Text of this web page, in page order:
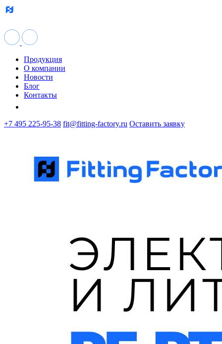
Продукция
О компании
Новости
Блог
Контакты
+7 495 225-95-38 fit@fitting-factory.ru Оставить заявку